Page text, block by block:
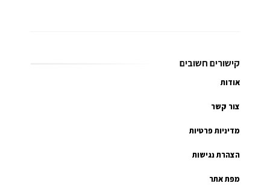
קישורים חשובים
אודות
צור קשר
מדיניות פרטיות
הצהרת נגישות
מפת אתר